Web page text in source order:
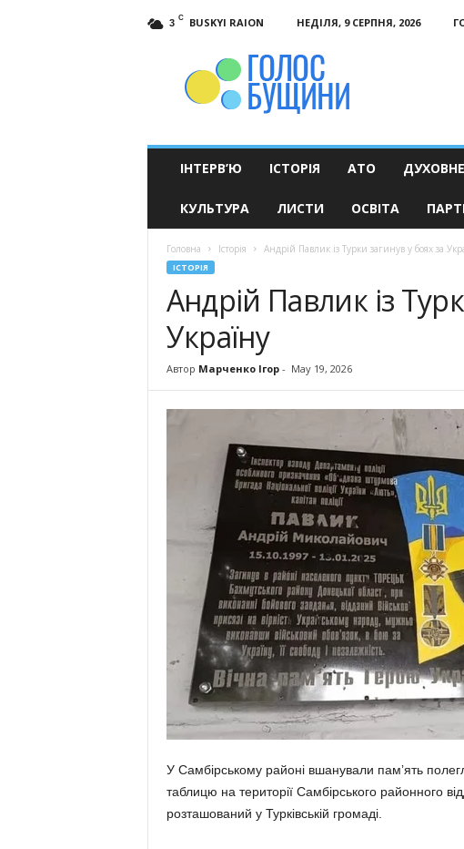
3 C BUSKYI RAION НЕДІЛЯ, 9 СЕРПНЯ, 2026
ІНТЕРВ’Ю ІСТОРІЯ АТО ДУХОВНЕ
КУЛЬТУРА ЛИСТИ ОСВІТА
Головна Історія Андрій Павлик із Турки загинув у боях за
ІСТОРІЯ
Андрій Павлик із
Україну
Автор Марченко Ігор- May 19, 2026
У Самбірському районі вшанували памʼять
таблицю на території Самбірського районного
розташований у Турківській громаді.